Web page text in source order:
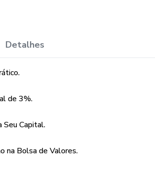
operação, tudo passo a passo.
Detalhes
de 3%.
Seu Capital.
na Bolsa de Valores.